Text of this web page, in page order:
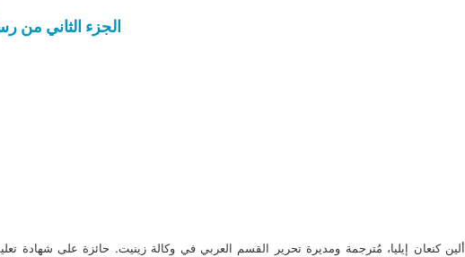
الجزء الثاني من رسالة
ألين كنعان إيليا، مُترجمة ومديرة تحرير القسم العربي في وكالة زينيت. حائزة على شهادة